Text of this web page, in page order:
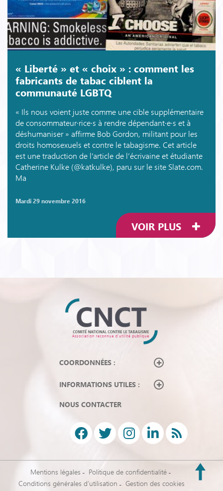
« Liberté » et « choix » : comment les
fabricants de tabac ciblent la
communauté LGBTQ
« Ils nous voient juste comme une cible supplémentaire
de consommateur·rice·s à rendre dépendant·e·s et à
déshumaniser » affirme Bob Gordon, militant pour les
droits homosexuels et contre le tabagisme. Cet article
est une traduction de l’article de l’écrivaine et étudiante
Catherine Kulke (@katkulke), paru sur le site Slate.com.
Ma
mardi 29 novembre 2016
VOIR PLUS
COORDONNÉES :
INFORMATIONS UTILES :
NOUS CONTACTER
Mentions légales
Politique de confidentialité
Conditions générales d’utilisation
Gestion des cookies